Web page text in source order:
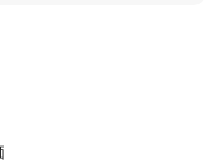
ローサイトメトリーを同一
として短期利用するケー
系の実験環境を一時的に確
プロジェクト期間中のみ利
企業が、創薬・医療機器評
るケース。